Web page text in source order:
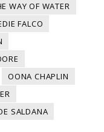
WAY OF WATER
FALCO
OONA CHAPLIN
SALDANA